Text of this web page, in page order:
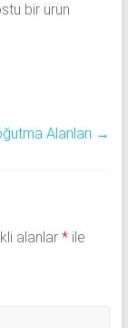
bir ürün
Alanları →
alanlar *ile